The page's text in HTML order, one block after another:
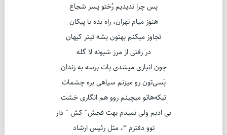
پس چرا ندیدیم رُختو پسر شجاع
هنوز میام تهران، راه بده با پیکان
تجاوز میکنم بهتون بشه تیتر کیهان
در رفتی از مرز شبونه لا گله
چون انباری میشدی پات برسه به زندان
پَسی‌تون رو میزنم سیاهی بره چشمات
تیکه‌هاتو میچینم روو هم انگاری خشت
بی ادبم ولی نمیدم بهت فحش″ کش ″ دار
توو دفترم *، مثل رئیس ارشاد